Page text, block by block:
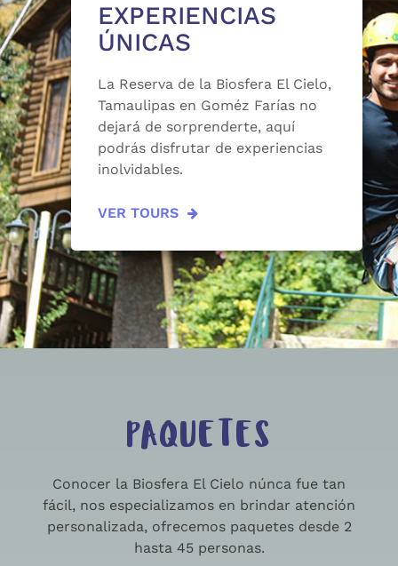
EXPERIENCIAS
ÚNICAS
La Reserva de la Biosfera El Cielo,
Tamaulipas en Goméz Farías no
dejará de sorprenderte, aquí
podrás disfrutar de experiencias
inolvidables.
VER TOURS
PAQUETES
Conocer la Biosfera El Cielo núnca fue tan
fácil, nos especializamos en brindar atención
personalizada, ofrecemos paquetes desde 2
hasta 45 personas.